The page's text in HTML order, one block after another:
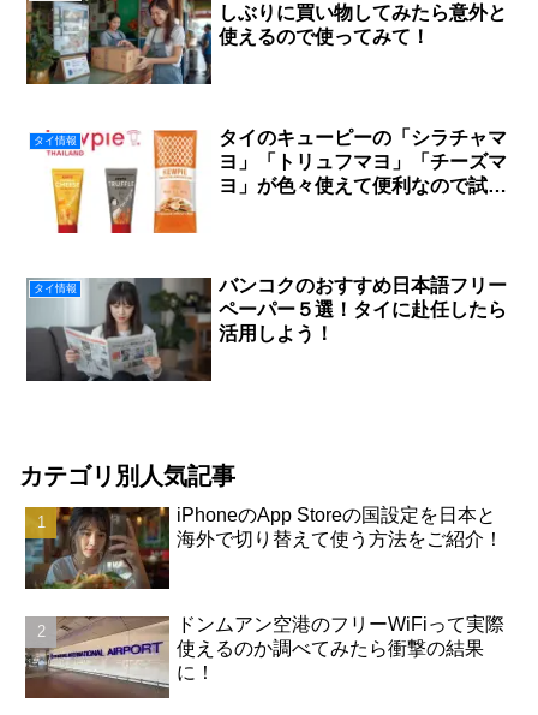
しぶりに買い物してみたら意外と
使えるので使ってみて！
タイ情報
タイのキューピーの「シラチャマ
ヨ」「トリュフマヨ」「チーズマ
ヨ」が色々使えて便利なので試し
タイ情報
バンコクのおすすめ日本語フリー
ペーパー５選！タイに赴任したら
活用しよう！
カテゴリ別人気記事
iPhoneのApp Storeの国設定を日本と
海外で切り替えて使う方法をご紹介！
ドンムアン空港のフリーWiFiって実際
使えるのか調べてみたら衝撃の結果
に！